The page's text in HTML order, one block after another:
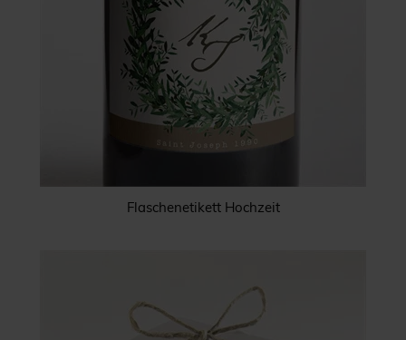
Flaschenetikett Hochzeit